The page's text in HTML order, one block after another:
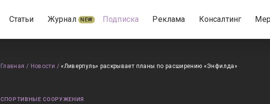
Статьи Журнал NEW Подписка Реклама Консалтинг
Главная / Новости / «Ливерпуль» раскрывает планы по расширению «Энфилда»
СПОРТИВНЫЕ СООРУЖЕНИЯ